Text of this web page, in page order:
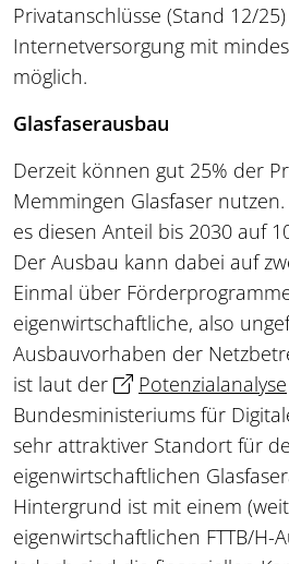
Privatanschlüsse (Stand 12/
Internetversorgung mit
möglich.
Glasfaserausbau
Derzeit können gut 25% der
Memmingen Glasfaser
es diesen Anteil bis 2030 auf
Der Ausbau kann dabei auf
Einmal über
eigenwirtschaftliche, also
Ausbauvorhaben der
ist laut der
Potenzialanalyse
Bundesministeriums für
sehr attraktiver Standort für
eigenwirtschaftlichen
Hintergrund ist mit einem
eigenwirtschaftlichen FTTB/H-